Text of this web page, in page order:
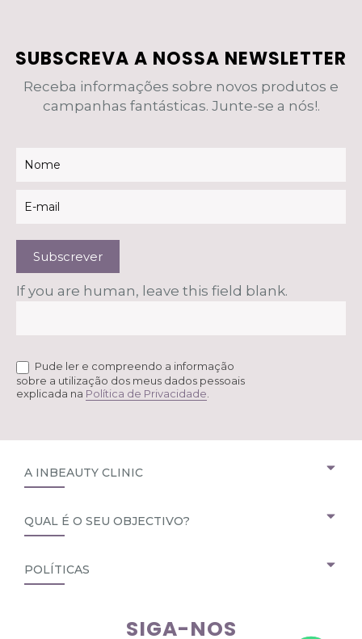
SUBSCREVA A NOSSA NEWSLETTER
Receba informações sobre novos produtos e
campanhas fantásticas. Junte-se a nós!.
Newsletter
Pude ler e compreendo a informação
sobre a utilização dos meus dados pessoais
explicada na Política de Privacidade
Subscrever
If you are human, leave this field blank.
A INBEAUTY CLINIC
QUAL É O SEU OBJECTIVO?
POLÍTICAS
SIGA-NOS